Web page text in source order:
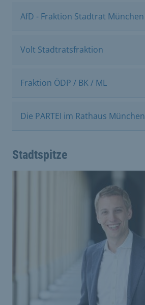
AfD - Fraktion Stadtrat München
Volt Stadtratsfraktion
Fraktion ÖDP / BK / ML
Die PARTEI im Rathaus München
Stadtspitze